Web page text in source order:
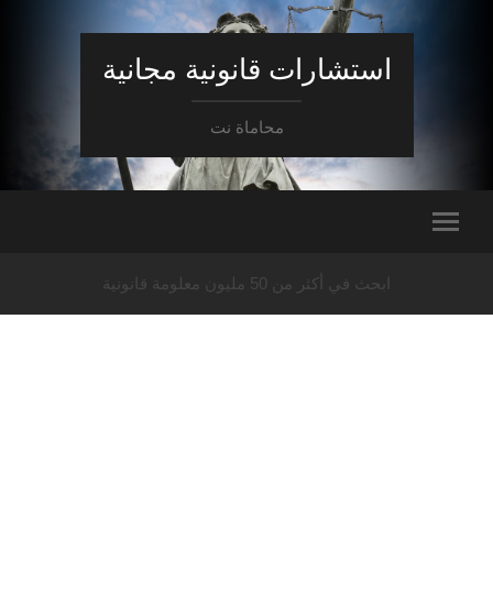
استشارات قانونية مجانية
محاماة نت
ابحث في أكثر من 50 مليون معلومة قانونية